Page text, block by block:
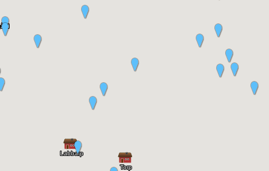
https://torp.hembygdbankeryd.se/_/backa-by/nyarp/